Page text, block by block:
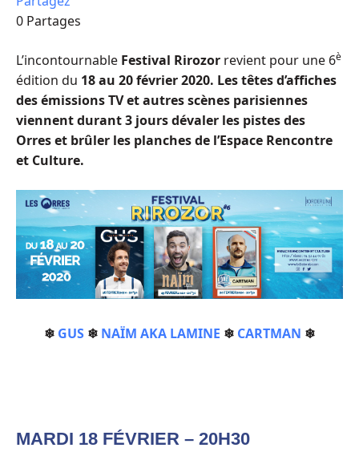
0 Partages
L’incontournable Festival Rirozor revient pour une 6è
édition du 18 au 20 février 2020. Les têtes d’affiches
des émissions TV et autres scènes parisiennes
viennent durant 3 jours dévaler les pistes des
Orres et brûler les planches de l’Espace Rencontre
et Culture.
❄ GUS ❄ NAÏM AKA LAMINE ❄ CARTMAN ❄
MARDI 18 FÉVRIER – 20H30